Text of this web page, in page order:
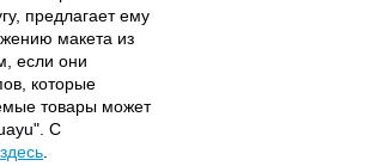
предлагает ему
макета из
если они
которые
товары может
С
здесь